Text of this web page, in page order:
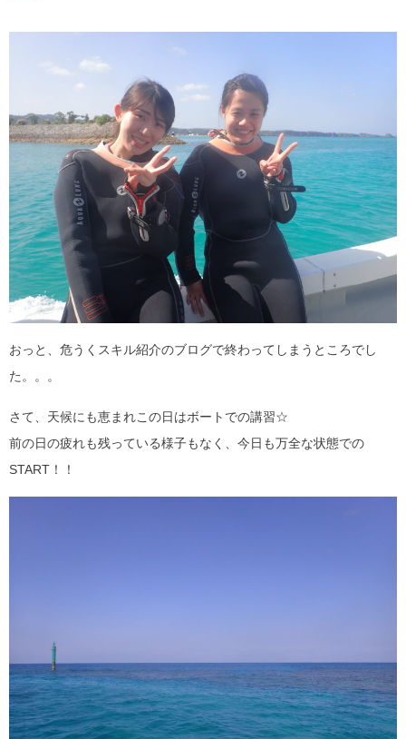
おっと、危うくスキル紹介のブログで終わってしまうところでし
た。。。
さて、天候にも恵まれこの日はボートでの講習☆
前の日の疲れも残っている様子もなく、今日も万全な状態での
START！！